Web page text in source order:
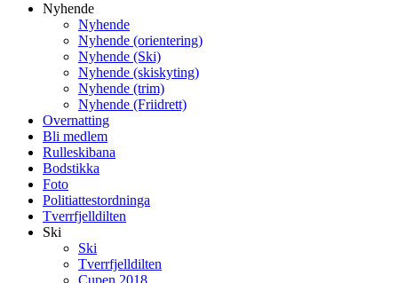
Nyhende
Nyhende
Nyhende (orientering)
Nyhende (Ski)
Nyhende (skiskyting)
Nyhende (trim)
Nyhende (Friidrett)
Overnatting
Bli medlem
Rulleskibana
Bodstikka
Foto
Politiattestordninga
Tverrfjelldilten
Ski
Ski
Tverrfjelldilten
Cupen 2018